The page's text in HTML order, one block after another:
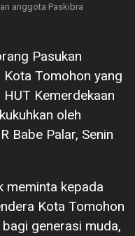
anggota Paskibra
Pasukan
Tomohon yang
Kemerdekaan
oleh
Babe Palar, Senin
meminta kepada
Kota Tomohon
generasi muda,